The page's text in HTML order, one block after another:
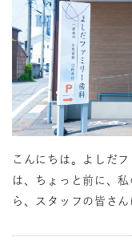
こんにちは。よしだ
は、ちょっと前に、
ら、スタッフの皆さ